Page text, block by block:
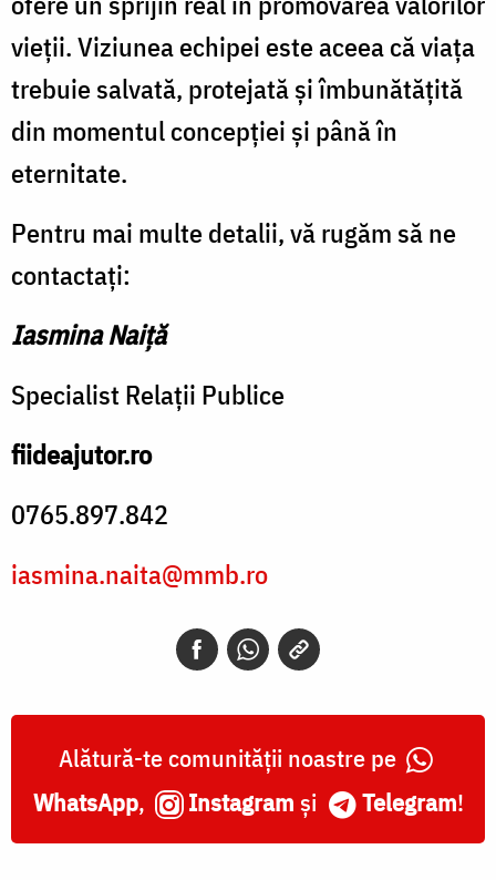
vieții. Viziunea echipei este aceea că viața
trebuie salvată, protejată și îmbunătățită
din momentul concepției și până în
eternitate.
Pentru mai multe detalii, vă rugăm să ne
contactați:
Iasmina Naiță
Specialist Relații Publice
fiideajutor.ro
0765.897.842
iasmina.naita@mmb.ro
Alătură-te comunității noastre pe
WhatsApp, Instagram și Telegram!